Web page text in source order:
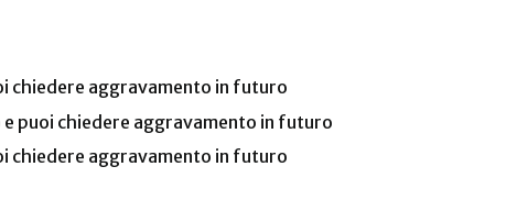
chiedere aggravamento in futuro
puoi chiedere aggravamento in futuro
chiedere aggravamento in futuro